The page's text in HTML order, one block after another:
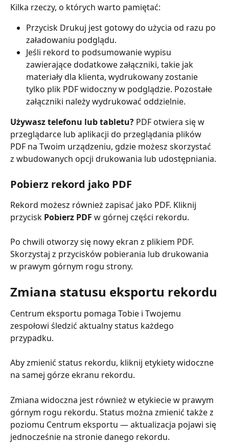
Kilka rzeczy, o których warto pamiętać:
Przycisk Drukuj jest gotowy do użycia od razu po
załadowaniu podglądu.
Jeśli rekord to podsumowanie wypisu
zawierające dodatkowe załączniki, takie jak
materiały dla klienta, wydrukowany zostanie
tylko plik PDF widoczny w podglądzie. Pozostałe
załączniki należy wydrukować oddzielnie.
Używasz telefonu lub tabletu? PDF otwiera się w
przeglądarce lub aplikacji do przeglądania plików
PDF na Twoim urządzeniu, gdzie możesz skorzystać
z wbudowanych opcji drukowania lub udostępniania.
Pobierz rekord jako PDF
Rekord możesz również zapisać jako PDF. Kliknij
przycisk Pobierz PDF w górnej części rekordu.
Po chwili otworzy się nowy ekran z plikiem PDF.
Skorzystaj z przycisków pobierania lub drukowania
w prawym górnym rogu strony.
Zmiana statusu eksportu rekordu
Centrum eksportu pomaga Tobie i Twojemu
zespołowi śledzić aktualny status każdego
przypadku.
Aby zmienić status rekordu, kliknij etykiety widoczne
na samej górze ekranu rekordu.
Zmiana widoczna jest również w etykiecie w prawym
górnym rogu rekordu. Status można zmienić także z
poziomu Centrum eksportu — aktualizacja pojawi się
jednocześnie na stronie danego rekordu.